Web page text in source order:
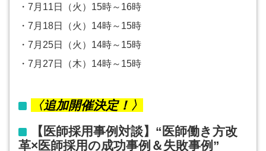
・7月11日（火）15時～16時
・7月18日（火）14時～15時
・7月25日（火）14時～15時
・7月27日（木）14時～15時
〈追加開催決定！〉
【医師採用事例対談】 “医師働き方改
革×医師採用の成功事例＆失敗事例”